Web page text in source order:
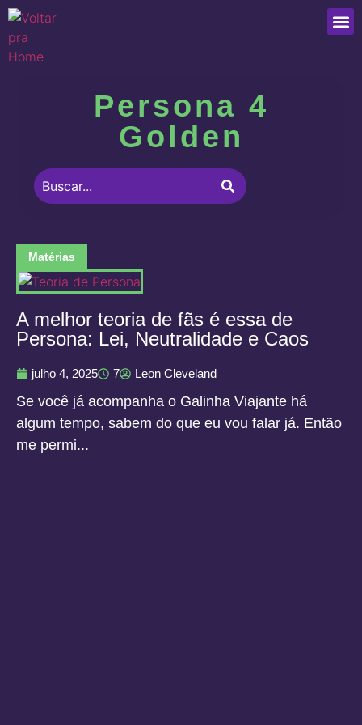
Persona 4
Golden
Matérias
A melhor teoria de fãs é essa de
Persona: Lei, Neutralidade e Caos
julho 4, 2025 7 Leon Cleveland
Se você já acompanha o Galinha Viajante há
algum tempo, sabem do que eu vou falar já. Então
me permi...